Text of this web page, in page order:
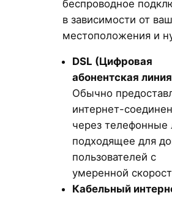
беспроводное
в зависимости от
местоположения и
DSL (Цифровая
абонентская
Обычно
интернет-
через телефонные
подходящее для
пользователей с
умеренной
Кабельный